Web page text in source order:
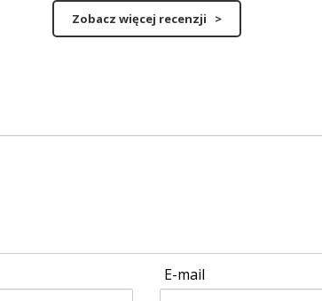
Zobacz więcej recenzji >
E-mail